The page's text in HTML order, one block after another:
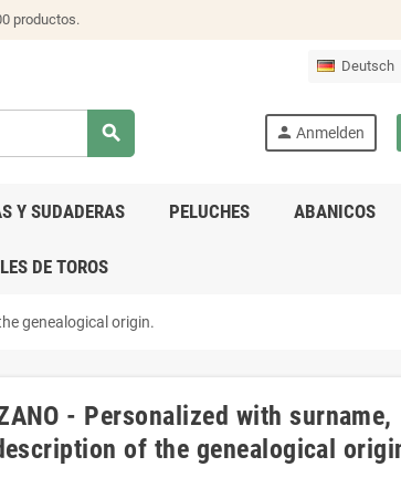
productos.
Deutsch
search person Anmelden
Y SUDADERAS PELUCHES ABANICOS
DE TOROS
genealogical origin.
- Personalized with surname,
of the genealogical